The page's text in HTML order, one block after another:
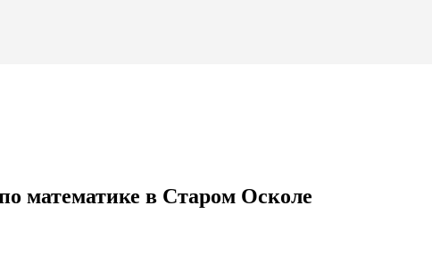
математике в Старом Осколе